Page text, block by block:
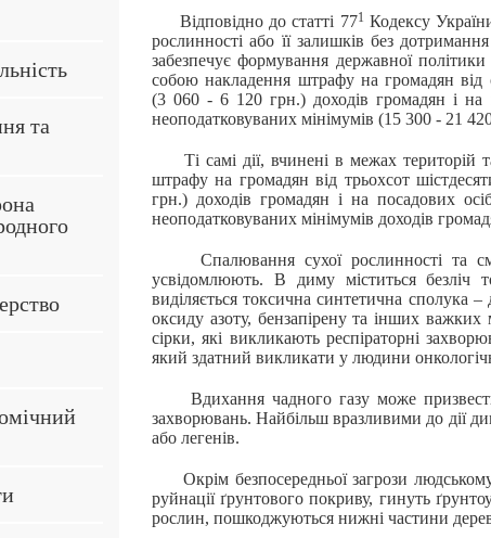
та
Відповідно до статті 771 Кодексу
рослинності або її залишків без
забезпечує формування державної
собою накладення штрафу на громадян від
(3 060 - 6 120 грн.) доходів громадян і на
неоподатковуваних мінімумів (15 300 - 21
Ті самі дії, вчинені в межах територій
штрафу на громадян від трьохсот
грн.) доходів громадян і на посадових
неоподатковуваних мінімумів доходів
Спалювання сухої рослинності та
усвідомлюють. В диму міститься безліч
виділяється токсична синтетична сполука
оксиду азоту, бензапірену та інших
сірки, які викликають респіраторні
який здатний викликати у людини
Вдихання чадного газу може призвести
захворювань. Найбільш вразливими до дії
або легенів.
Окрім безпосередньої загрози
руйнації ґрунтового покриву, гинуть
рослин, пошкоджуються нижні частини дерев